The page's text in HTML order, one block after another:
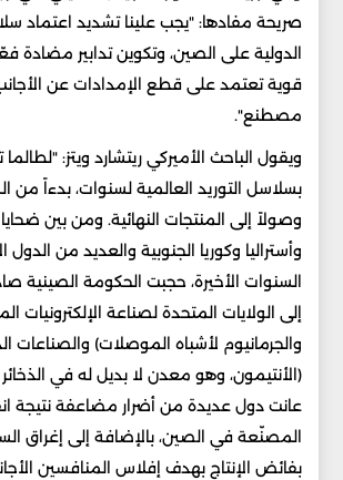
صريحة مفادها: "يجب علينا تشديد اعتماد
الدولية على الصين، وتكوين تدابير مضادة
قوية تعتمد على قطع الإمدادات عن
مصطنع".
ويقول الباحث الأميركي ريتشارد ويتز:
بسلاسل التوريد العالمية لسنوات، بدءاً من
وصولاً إلى المنتجات النهائية. ومن بين ضحايا
وأستراليا وكوريا الجنوبية والعديد من الدول
السنوات الأخيرة، حجبت الحكومة الصينية
إلى الولايات المتحدة لصناعة الإلكترونيات
والجرمانيوم لأشباه الموصلات) والصناعات
(الأنتيمون، وهو معدن لا بديل له في
عانت دول عديدة من أضرار مضاعفة نتيجة
المصنّعة في الصين، بالإضافة إلى إغراق
بفائض الإنتاج بهدف إفلاس المنافسين